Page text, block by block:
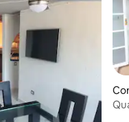
11 avaliações
ez